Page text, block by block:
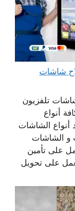
55880595 إصلاح شاشات
تلفزيون
أنواع
أنواع الشاشات
و الشاشات
على تأمين
على تحويل